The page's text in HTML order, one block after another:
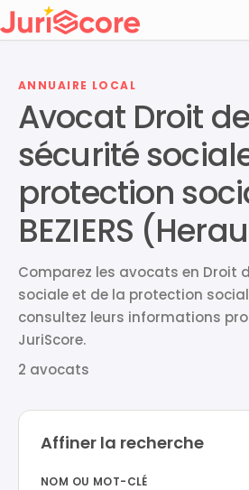
ANNUAIRE LOCAL
Avocat Droit
sécurité
protection
BEZIERS
Comparez les avocats en Droit
sociale et de la protection sociale
consultez leurs informations
JuriScore.
2 avocats
Affiner la recherche
NOM OU MOT-CLÉ